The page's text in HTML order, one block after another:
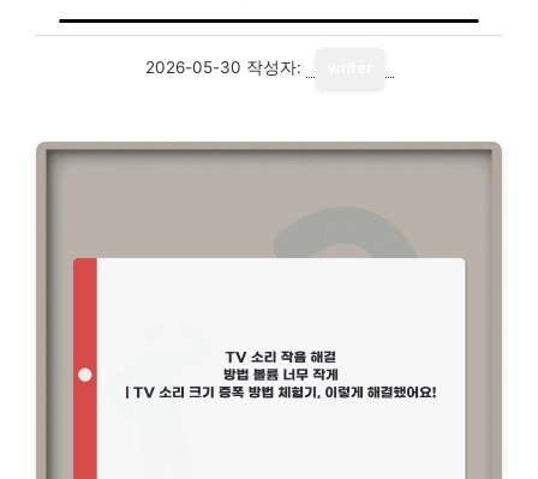
2026-05-30 작성자: